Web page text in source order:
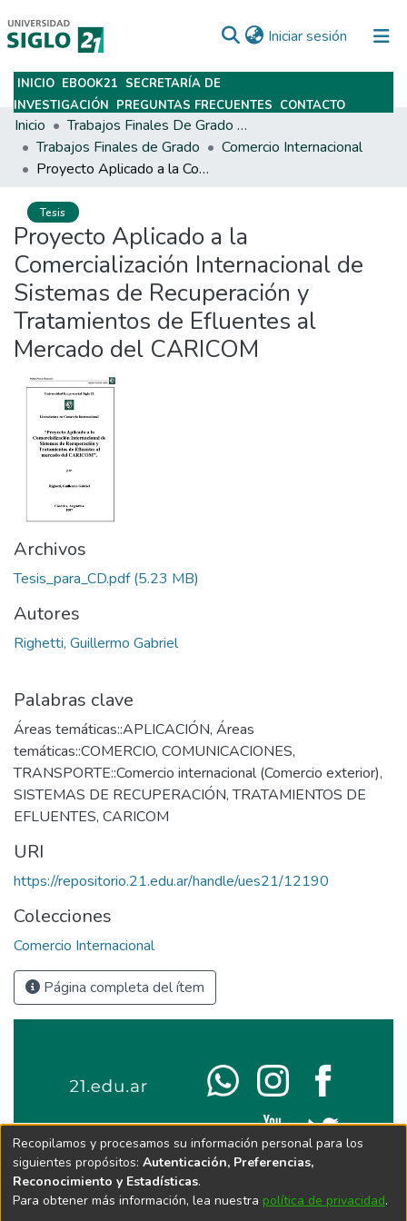
Iniciar sesión (current)
Subir
INICIO EBOOK21 SECRETARÍA DE
INVESTIGACIÓN PREGUNTAS FRECUENTES CONTACTO
Inicio
Trabajos Finales De Grado Y Posgrado
Trabajos Finales de Grado
Comercio Internacional
Proyecto Aplicado a la Comercialización Internacional de Sistemas de Recuperación y Tratamientos de Efluentes al Mercado del CARICOM
Tesis
Proyecto Aplicado a la
Comercialización Internacional de
Sistemas de Recuperación y
Tratamientos de Efluentes al
Mercado del CARICOM
Archivos
Tesis_para_CD.pdf(5.23 MB)
Autores
Righetti, Guillermo Gabriel
Palabras clave
Áreas temáticas::APLICACIÓN, Áreas
temáticas::COMERCIO, COMUNICACIONES,
TRANSPORTE::Comercio internacional (Comercio exterior),
SISTEMAS DE RECUPERACIÓN,TRATAMIENTOS DE
EFLUENTES, CARICOM
URI
https://repositorio.21.edu.ar/handle/ues21/12190
Colecciones
Comercio Internacional
Página completa del ítem
Recopilamos y procesamos su información personal para los
siguientes propósitos: Autenticación, Preferencias,
Reconocimiento y Estadísticas.
Para obtener más información, lea nuestra política de privacidad.